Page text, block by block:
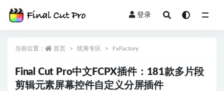
登录
当前位置： 首页 统筹专区 FxFactory
Final Cut Pro中文FCPX插件：181款多片段
剪辑元素屏幕控件自定义分屏插件